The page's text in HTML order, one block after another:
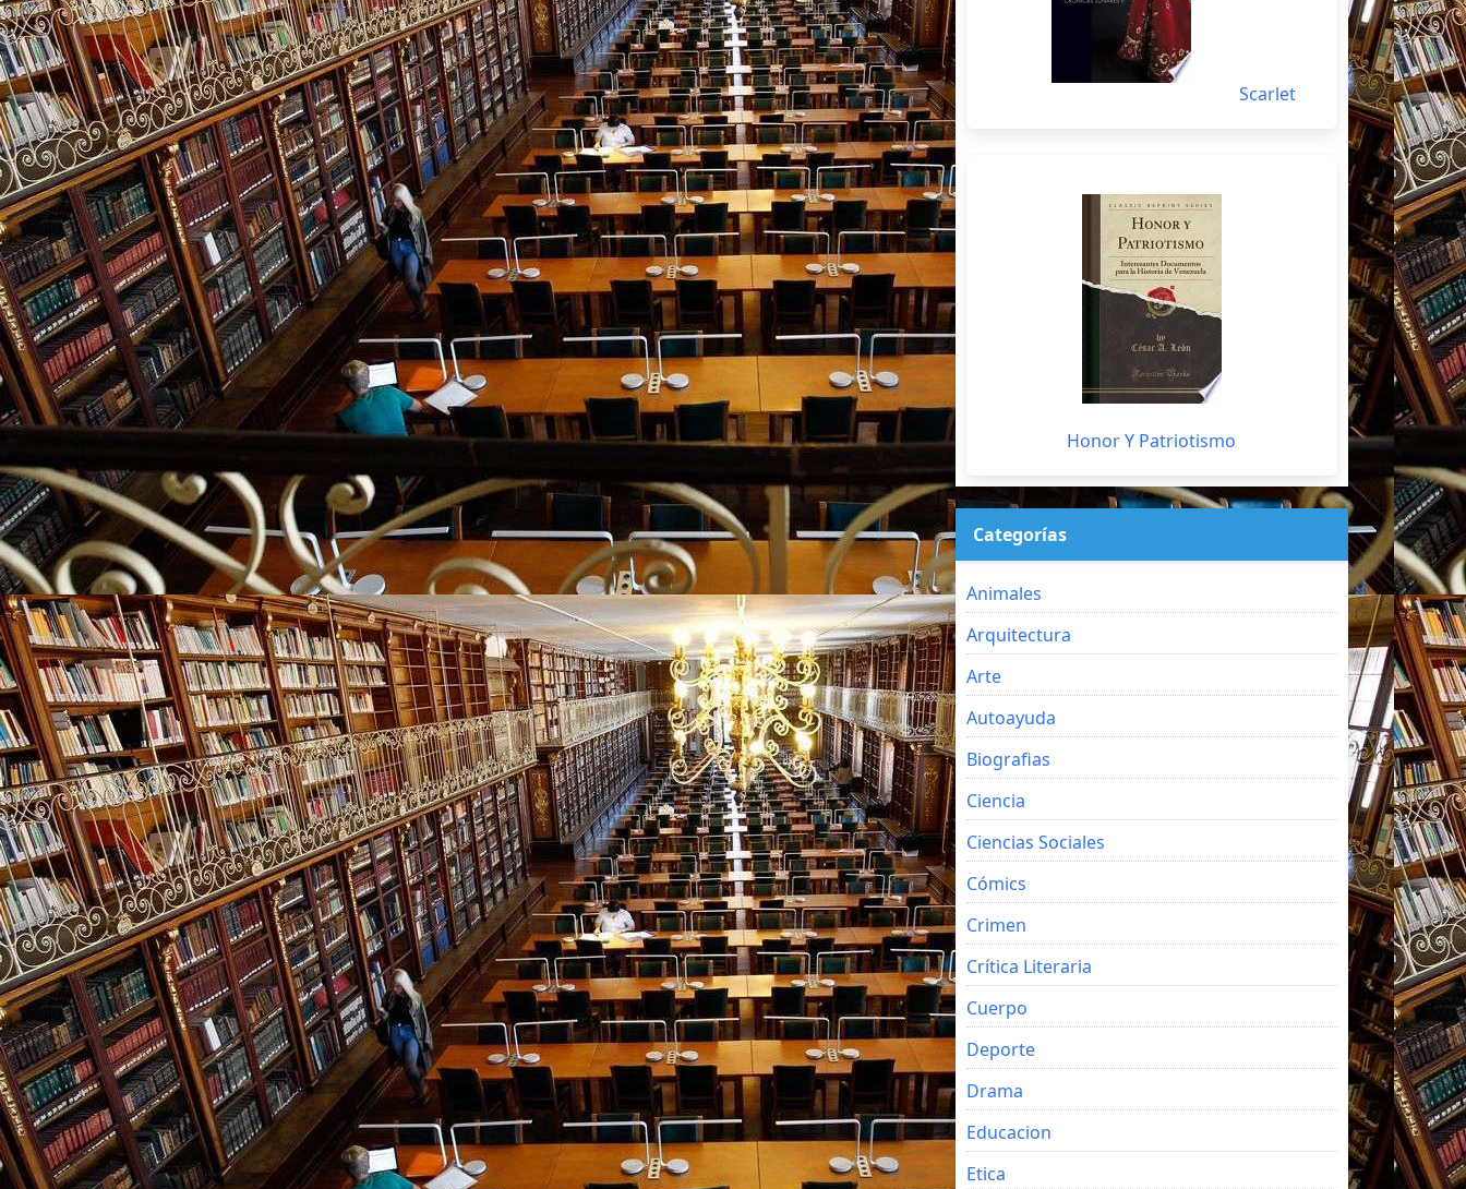
Scarlet
Honor Y Patriotismo
Categorías
Animales
Arquitectura
Arte
Autoayuda
Biografias
Ciencia
Ciencias Sociales
Cómics
Crimen
Crítica Literaria
Cuerpo
Deporte
Drama
Educacion
Etica